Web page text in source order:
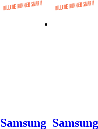
Samsung Samsung